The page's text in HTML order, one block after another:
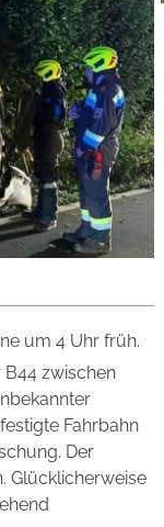
um 4 Uhr früh.
zwischen
Fahrbahn
Der
Glücklicherweise